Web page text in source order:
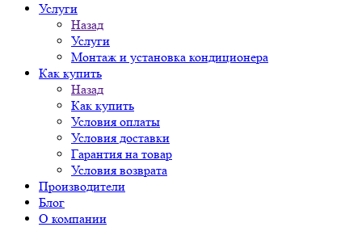
Услуги
Назад
Услуги
Монтаж и установка кондиционера
Как купить
Назад
Как купить
Условия оплаты
Условия доставки
Гарантия на товар
Условия возврата
Производители
Блог
О компании